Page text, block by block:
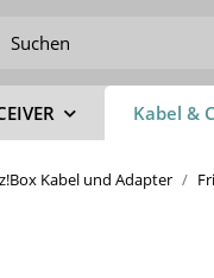
Kabel &
Kabel und Adapter